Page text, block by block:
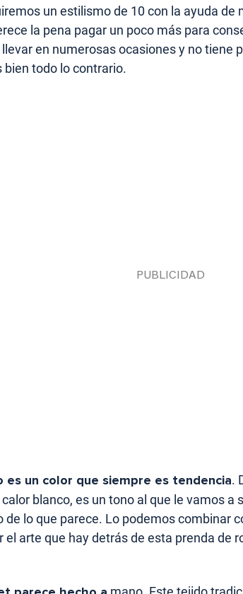
un estilismo de 10 con la ayuda de
la pena pagar un poco más para
en numerosas ocasiones y no tiene
bien todo lo contrario.
es un color que siempre es tendencia.
blanco, es un tono al que le vamos a
de lo que parece. Lo podemos combinar
el arte que hay detrás de esta prenda de